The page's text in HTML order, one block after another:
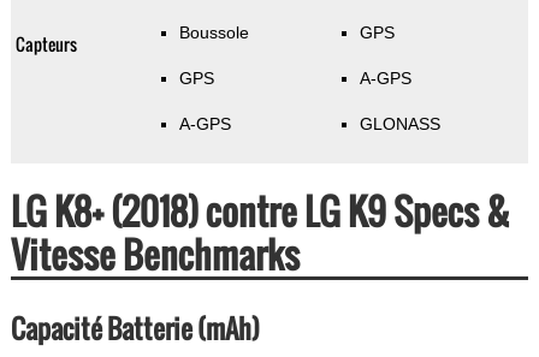
Capteurs Boussole
GPS
A-GPS
GPS
A-GPS
GLONASS
LG K8+ (2018) contre LG K9 Specs &
Vitesse Benchmarks
Capacité Batterie (mAh)